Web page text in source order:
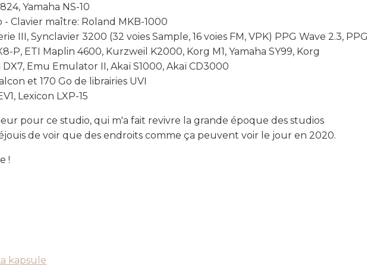
Yamaha NS-10
- Clavier maître: Roland MKB-1000
III, Synclavier 3200 (32 voies Sample, 16 voies FM, VPK) PPG Wave 2.3, PPG
P, ETI Maplin 4600, Kurzweil K2000, Korg M1, Yamaha SY99, Korg
Emu Emulator II, Akaï S1000, Akaï CD3000
et 170 Go de librairies UVI
Lexicon LXP-15
pour ce studio, qui m'a fait revivre la grande époque des studios
de voir que des endroits comme ça peuvent voir le jour en 2020.
!
kapsule